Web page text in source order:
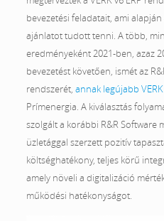
bevezetési feladatait, ami
ajánlatot tudott tenni. A több,
eredményeként 2021-ben, azaz
bevezetést követően, ismét az
rendszerét, annak legújabb
Prímenergia. A kiválasztás
szolgált a korábbi R&R Software
üzletággal szerzett pozitív
költséghatékony, teljes körű
amely növeli a digitalizáció
működési hatékonyságot.